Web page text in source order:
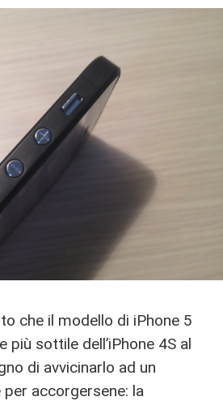
che il modello di iPhone 5
più sottile dell’iPhone 4S al
di avvicinarlo ad un
accorgersene: la